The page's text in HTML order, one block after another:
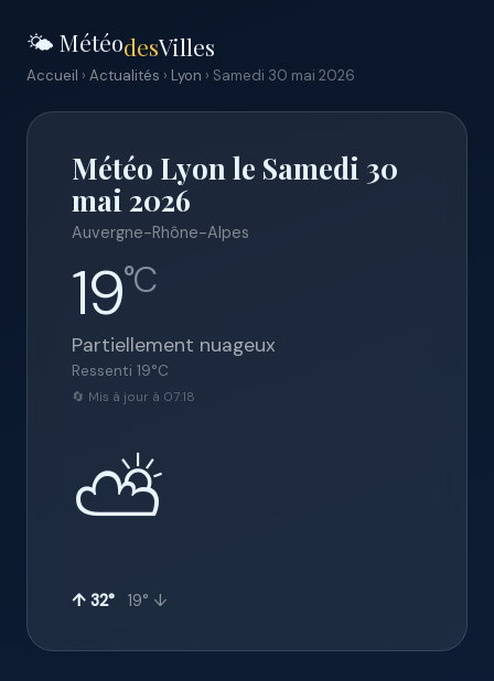
🌤️ MétéodesVilles
Accueil › Actualités › Lyon › Samedi 30 mai 2026
Météo Lyon le Samedi 30
mai 2026
Auvergne-Rhône-Alpes
19°C
Partiellement nuageux
Ressenti 19°C
🔄 Mis à jour à 07:18
⛅
↑ 32° 19° ↓